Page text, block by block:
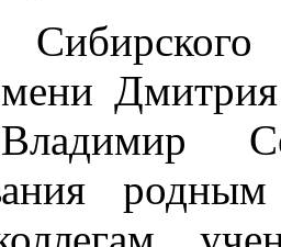
Сибирского